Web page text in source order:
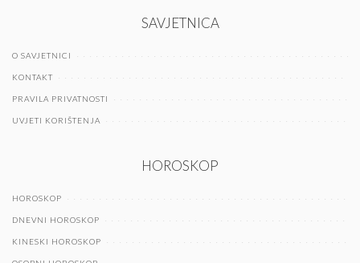
SAVJETNICA
O SAVJETNICI
KONTAKT
PRAVILA PRIVATNOSTI
UVJETI KORIŠTENJA
HOROSKOP
HOROSKOP
DNEVNI HOROSKOP
KINESKI HOROSKOP